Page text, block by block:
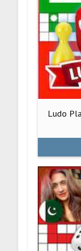
Ludo